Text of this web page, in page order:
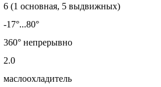
6 (1 основная, 5 выдвижных)
-17°...80°
360° непрерывно
2.0
маслоохладитель